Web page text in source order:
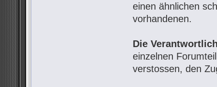
einen ähnlichen
vorhandenen.
Die
einzelnen
verstossen, den